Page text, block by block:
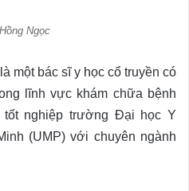
Ngọc
là một bác sĩ y học cổ truyền có
lĩnh vực khám chữa bệnh
tốt nghiệp trường Đại học Y
(UMP) với chuyên ngành